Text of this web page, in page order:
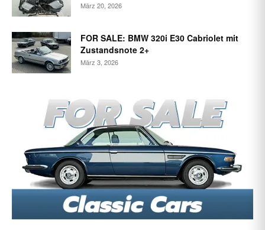
März 20, 2026
FOR SALE: BMW 320i E30 Cabriolet mit
Zustandsnote 2+
März 3, 2026